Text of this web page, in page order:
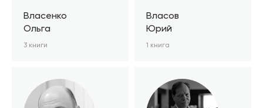
Власенко
Ольга
3 книги
Власов
Юрий
1 книга